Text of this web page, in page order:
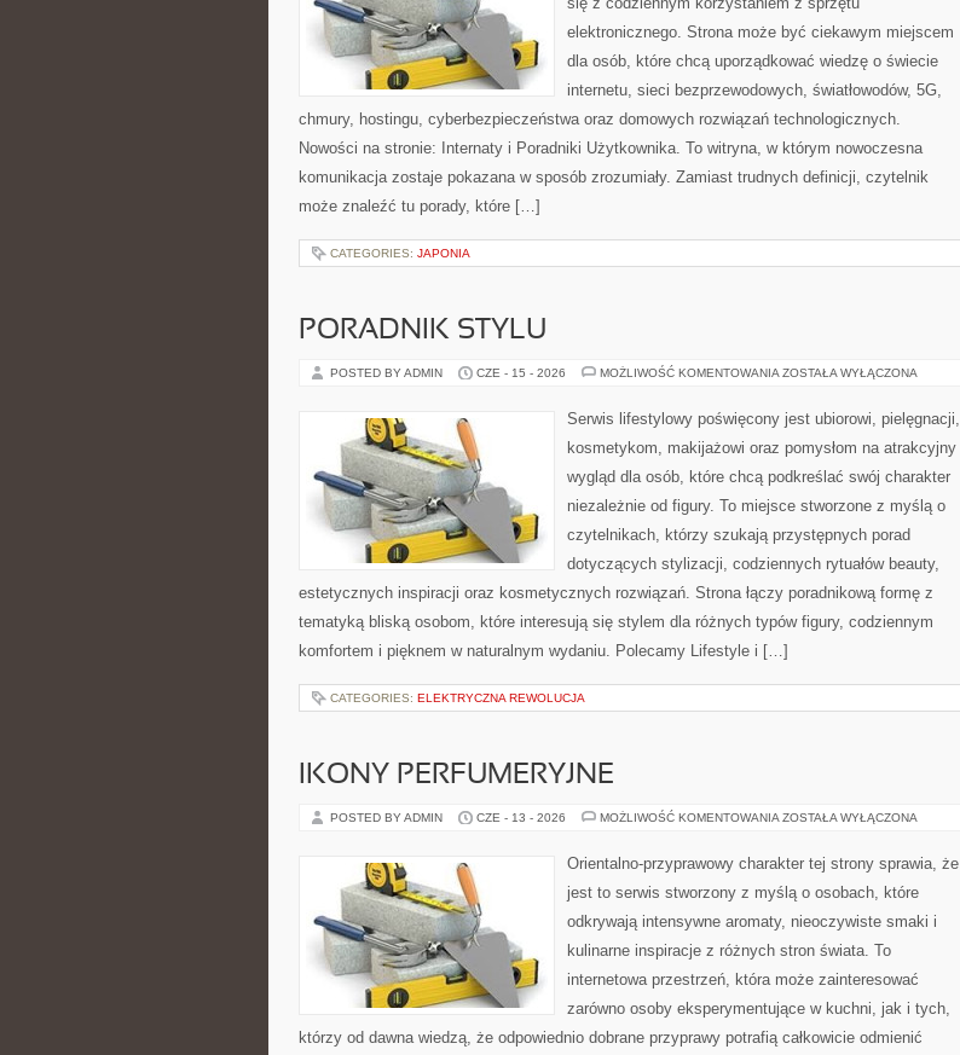
elektronicznego. Strona może być ciekawym miejscem
dla osób, które chcą uporządkować wiedzę o świecie
internetu, sieci bezprzewodowych, światłowodów, 5G,
chmury, hostingu, cyberbezpieczeństwa oraz domowych rozwiązań technologicznych.
Nowości na stronie: Internaty i Poradniki Użytkownika. To witryna, w którym nowoczesna
komunikacja zostaje pokazana w sposób zrozumiały. Zamiast trudnych definicji, czytelnik
może znaleźć tu porady, które […]
CATEGORIES: JAPONIA
PORADNIK STYLU
POSTED BY ADMIN CZE - 15 - 2026 MOŻLIWOŚĆ KOMENTOWANIA PORADNIK
ZOSTAŁA WYŁĄCZONA
Serwis lifestylowy poświęcony jest ubiorowi, pielęgnacji,
kosmetykom, makijażowi oraz pomysłom na atrakcyjny
wygląd dla osób, które chcą podkreślać swój charakter
niezależnie od figury. To miejsce stworzone z myślą o
czytelnikach, którzy szukają przystępnych porad
dotyczących stylizacji, codziennych rytuałów beauty,
estetycznych inspiracji oraz kosmetycznych rozwiązań. Strona łączy poradnikową formę z
tematyką bliską osobom, które interesują się stylem dla różnych typów figury, codziennym
komfortem i pięknem w naturalnym wydaniu. Polecamy Lifestyle i […]
CATEGORIES: ELEKTRYCZNA REWOLUCJA
IKONY PERFUMERYJNE
POSTED BY ADMIN CZE - 13 - 2026 MOŻLIWOŚĆ KOMENTOWANIA IKONY
ZOSTAŁA WYŁĄCZONA
Orientalno-przyprawowy charakter tej strony sprawia, że
jest to serwis stworzony z myślą o osobach, które
odkrywają intensywne aromaty, nieoczywiste smaki i
kulinarne inspiracje z różnych stron świata. To
internetowa przestrzeń, która może zainteresować
zarówno osoby eksperymentujące w kuchni, jak i tych,
którzy od dawna wiedzą, że odpowiednio dobrane przyprawy potrafią całkowicie odmienić